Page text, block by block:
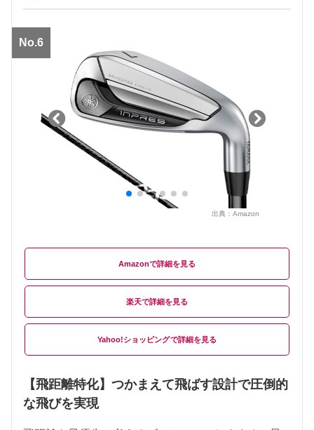
No.6
出典： Amazon
Amazon
楽天
Yahoo!ショッピング
【飛距離特化】つかまえて飛ばす設計で圧倒的
な飛びを実現